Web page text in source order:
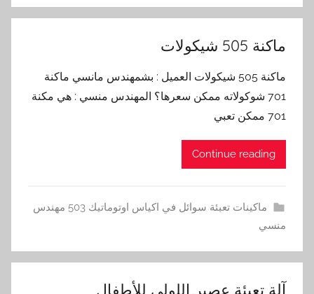
ماكنة 505 شيكولات
ماكنة 505 شيكولات العميل : بشمهندس مانسي ماكنة
701 شوكولاته ممكن سعرها؟ المهندس منسي : هي مكنة
701 ممكن تعبي
Continue reading
ماكينات تعبئة سوائل في اكياس اوتوماتيك 503 مهندس
منسي
آلة تعبئة عصير اللولي للأطفال